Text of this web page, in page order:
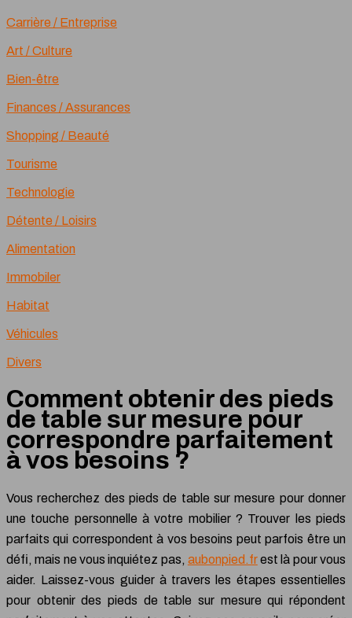
Carrière / Entreprise
Art / Culture
Bien-être
Finances / Assurances
Shopping / Beauté
Tourisme
Technologie
Détente / Loisirs
Alimentation
Immobiler
Habitat
Véhicules
Divers
Comment obtenir des pieds
de table sur mesure pour
correspondre parfaitement
à vos besoins ?
Vous recherchez des pieds de table sur mesure pour donner
une touche personnelle à votre mobilier ? Trouver les pieds
parfaits qui correspondent à vos besoins peut parfois être un
défi, mais ne vous inquiétez pas, aubonpied.frest là pour vous
aider. Laissez-vous guider à travers les étapes essentielles
pour obtenir des pieds de table sur mesure qui répondent